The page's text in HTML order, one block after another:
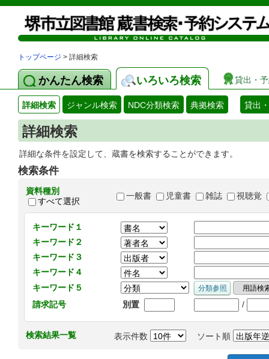
トップページ > 詳細検索
かんたん検索 いろいろ検索 貸出・
詳細検索 ジャンル検索 NDC分類検索 典拠検索 貸出
詳細検索
詳細な条件を設定して、蔵書を検索することができます。
検索条件
資料種別
すべて選択
一般書 児童書 雑誌 視聴覚
キーワード１
キーワード２
キーワード３
キーワード４
キーワード５
請求記号
別置 /
検索結果一覧 表示件数 ソート順